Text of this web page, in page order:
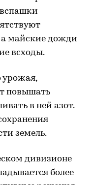
а майские дожди
всходы.
урожая,
повышать
в ней азот.
земель.
дивизионе
более